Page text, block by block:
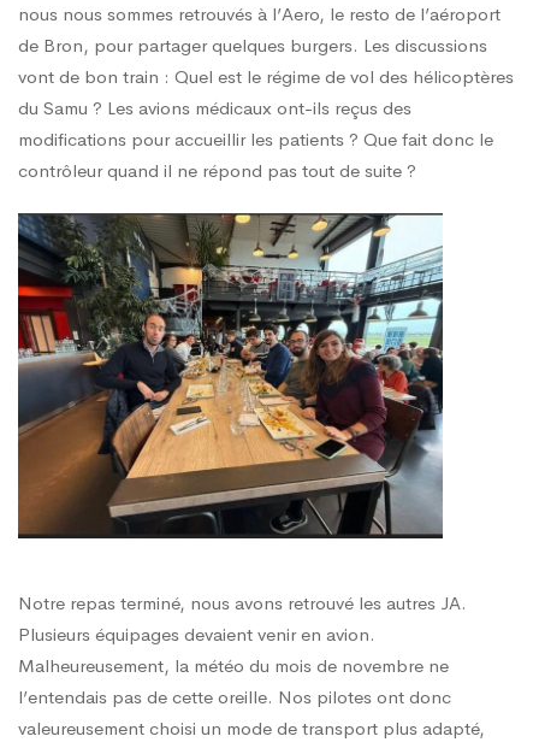
Lyon
Bron
nous nous sommes retrouvés à l’Aero, le resto de l’aéroport
de Bron, pour partager quelques burgers. Les discussions
vont de bon train : Quel est le régime de vol des hélicoptères
du Samu ? Les avions médicaux ont-ils reçus des
modifications pour accueillir les patients ? Que fait donc le
contrôleur quand il ne répond pas tout de suite ?
Notre repas terminé, nous avons retrouvé les autres JA.
Plusieurs équipages devaient venir en avion.
Malheureusement, la météo du mois de novembre ne
l’entendais pas de cette oreille. Nos pilotes ont donc
valeureusement choisi un mode de transport plus adapté,